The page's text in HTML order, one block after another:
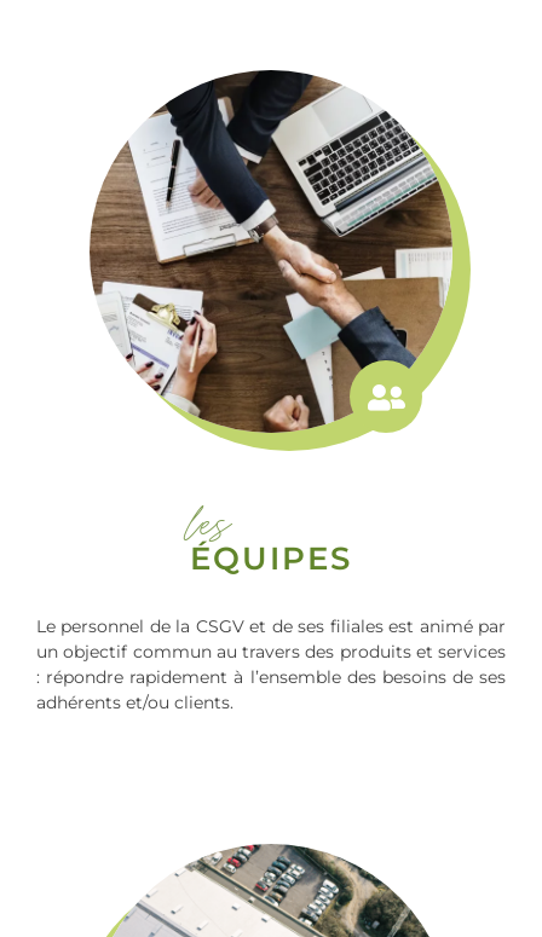
les
ÉQUIPES
Le personnel de la CSGV et de ses filiales est animé par
un objectif commun au travers des produits et services
: répondre rapidement à l’ensemble des besoins de ses
adhérents et/ou clients.